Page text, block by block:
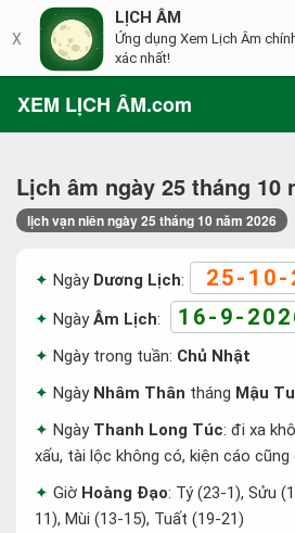
XEM LỊCH ÂM.com
Lịch âm ngày 25 tháng 10
lịch vạn niên ngày 25 tháng 10 năm 2026
Ngày Dương Lịch: 25-10-
NgàyÂm Lịch: 16-9-
Ngày trong tuần: Chủ Nhật
Ngày Nhâm Thân tháng Mậu
Ngày Thanh Long Túc: đi xa
xấu, tài lộc không có, kiện cáo cũng
Giờ Hoàng Đạo: Tý (23-1), Sửu
11), Mùi (13-15), Tuất (19-21)
X
LỊCH ÂM
Ứng dụng Xem Lịch Âm
xác nhất!